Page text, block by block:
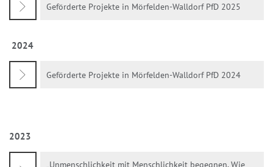
Geförderte Projekte in Mörfelden-Walldorf PfD 2025
2024
Geförderte Projekte in Mörfelden-Walldorf PfD 2024
2023
„Unmenschlichkeit mit Menschlichkeit begegnen. Wie